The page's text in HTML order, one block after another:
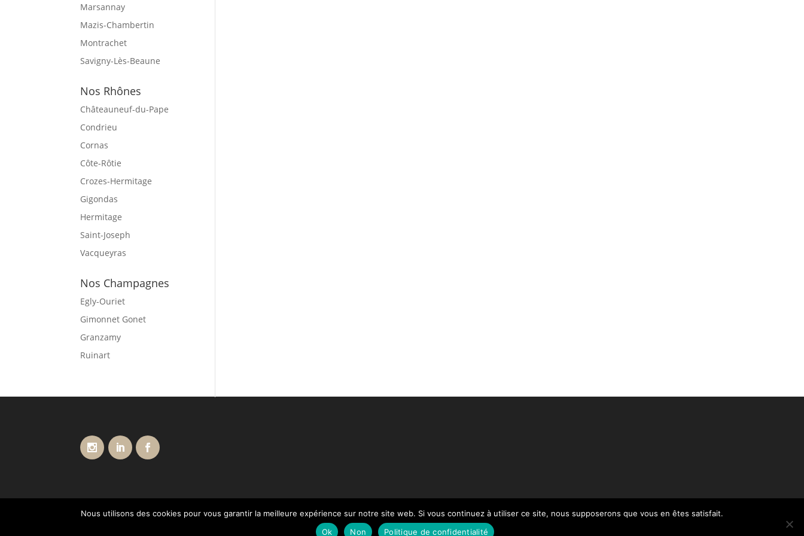
Marsannay
Mazis-Chambertin
Montrachet
Savigny-Lès-Beaune
Nos Rhônes
Châteauneuf-du-Pape
Condrieu
Cornas
Côte-Rôtie
Crozes-Hermitage
Gigondas
Hermitage
Saint-Joseph
Vacqueyras
Nos Champagnes
Egly-Ouriet
Gimonnet Gonet
Granzamy
Ruinart
Conditions générales de vente Livraisons Paiement Mentions légales Contact Notre Catalogue Politique de confidentialité – RGPD
Nous utilisons des cookies pour vous garantir la meilleure expérience sur notre site web. Si vous continuez à utiliser ce site, nous supposerons que vous en êtes satisfait.
Ok
Non Politique de confidentialité